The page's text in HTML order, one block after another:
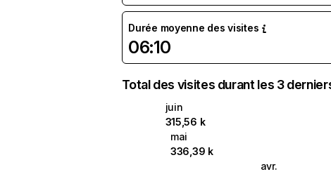
Durée moyenne des visites
06:10
Total des visites durant les 3
juin
315,56 k
mai
336,39 k
avr.